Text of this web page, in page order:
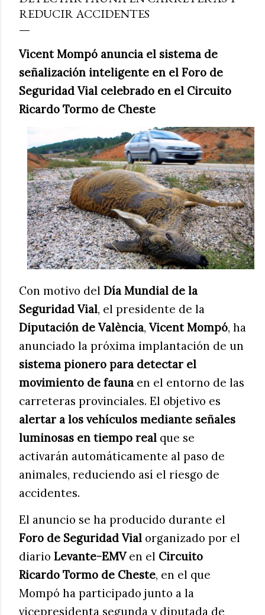
REDUCIR ACCIDENTES
Vicent Mompó anuncia el sistema de
señalización inteligente en el Foro de
Seguridad Vial celebrado en el Circuito
Ricardo Tormo de Cheste
Con motivo del Día Mundial de la
Seguridad Vial, el presidente de la
Diputación de València, Vicent Mompó, ha
anunciado la próxima implantación de un
sistema pionero para detectar el
movimiento de fauna en el entorno de las
carreteras provinciales. El objetivo es
alertar a los vehículos mediante señales
luminosas en tiempo real que se
activarán automáticamente al paso de
animales, reduciendo así el riesgo de
accidentes.
El anuncio se ha producido durante el
Foro de Seguridad Vial organizado por el
diario Levante-EMVen el Circuito
Ricardo Tormo de Cheste, en el que
Mompó ha participado junto a la
vicepresidenta segunda y diputada de